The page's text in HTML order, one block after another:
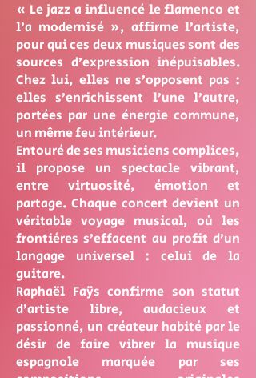
« Le jazz a influencé le flamenco et
l’a modernisé », affirme l’artiste,
pour qui ces deux musiques sont des
sources d’expression inépuisables.
Chez lui, elles ne s’opposent pas :
elles s’enrichissent l’une l’autre,
portées par une énergie commune,
un même feu intérieur.
Entouré de ses musiciens complices,
il propose un spectacle vibrant,
entre virtuosité, émotion et
partage. Chaque concert devient un
véritable voyage musical, où les
frontières s’effacent au profit d’un
langage universel : celui de la
guitare.
Raphaël Faÿs confirme son statut
d’artiste libre, audacieux et
passionné, un créateur habité par le
désir de faire vibrer la musique
espagnole marquée par ses